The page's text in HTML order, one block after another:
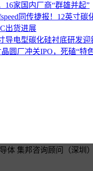
16家国内厂商“群雄并起”
同传捷报！12英寸碳
出货进展
导电型碳化硅衬底研发迎
圆厂冲关IPO，死磕“特
体 集邦咨询顾问（深圳